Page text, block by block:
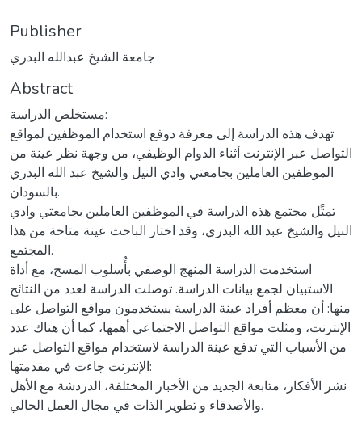
Publisher
جامعة الشيخ عبدالله البدري
Abstract
مستخلص الدراسة:
تهدف هذه الدراسة إلى معرفة دوفع استخدام الموظفين لمواقع
التواصل عبر الإنترنت أثناء الدوام الوظيفي، من وجهة نظر عينة من
الموظفين العاملين بجامعتي وادي النيل والشيخ عبد الله البدري
بالسودان.
تمثًل مجتمع هذه الدراسة في الموظفين العاملين بجامعتي وادي
النيل والشيخ عبد الله البدري، وقد اختار الباحث عينة متاحة من هذا
المجتمع.
استخدمت الدراسة المنهج الوصفي بأُسلوب المسح، مع أداة
الاستبيان لجمع بيانات الدراسة. توصلت الدراسة لعدد من النتائج
منها: أن معظم أفراد عينة الدراسة يستخدمون مواقع التواصل على
الإنترنت، ومثلت مواقع التواصل الاجتماعي أهمها، كما أن هناك عدد
من الأسباب التي تدفع عينة الدراسة لاستخدام مواقع التواصل عبر
الإنترنت جاءت في مقدمتها:
نشر الأفكار، متابعة الجديد من الأخبار المختلفة، الدردشة مع الأهل
والأصدقاء و تطوير الذات في مجال العمل الحالي.